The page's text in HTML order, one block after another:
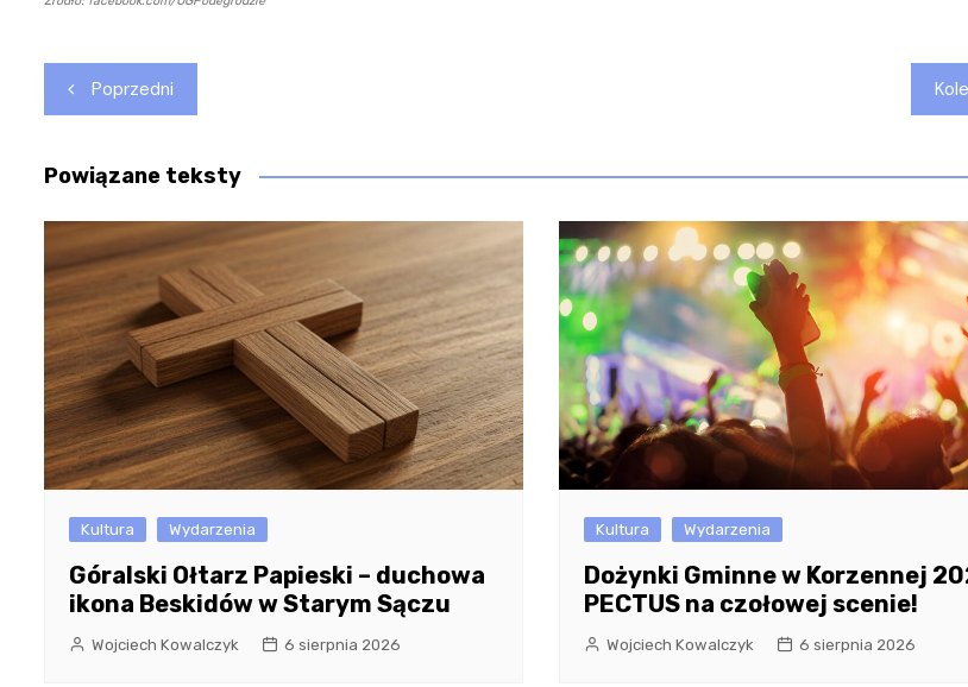
Nawigacja
wpisu
Poprzedni
Powiązane teksty
Kultura Wydarzenia
Góralski Ołtarz Papieski – duchowa
ikona Beskidów w Starym Sączu
Wojciech Kowalczyk 6 sierpnia 2026
Kultura Wydarzenia
Dożynki Gminne w Korzennej
PECTUS na czołowej scenie!
Wojciech Kowalczyk 6 sierpnia 2026